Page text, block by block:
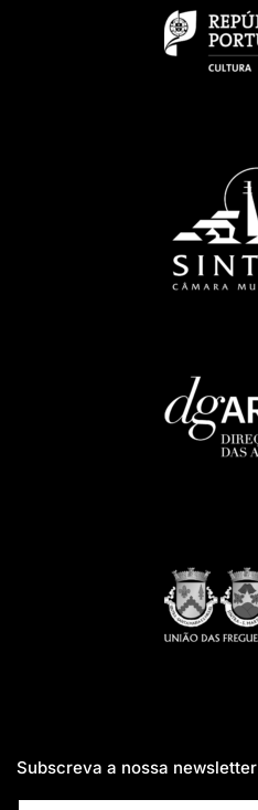
Subscreva a nossa newsletter